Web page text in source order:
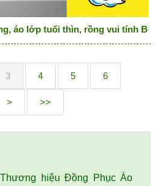
áo lớp tuổi thìn, rồng vui tính
3 4 5 6
> >>
hiệu Đồng Phục Áo